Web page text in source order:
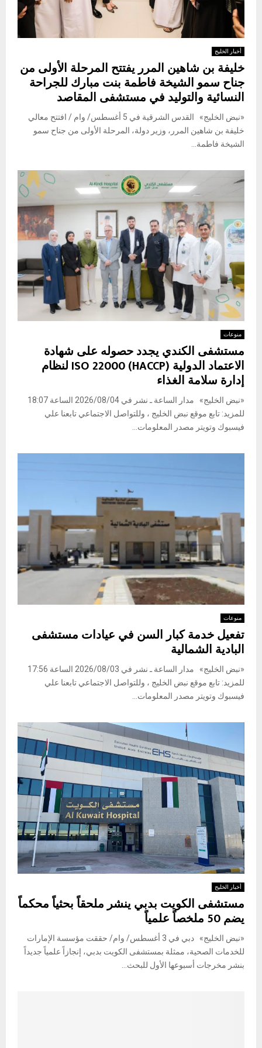
أخبار الخليج
خليفة بن شاهين المرر يفتتح المرحلة الأولى من
جناح سمو الشيخة فاطمة بنت مبارك للجراحة
النسائية والتوليد في مستشفى المقاصد
«نبض الخليج» القدس الشرقية في 5 أغسطس/ وام / افتتح معالي
خليفة بن شاهين المرر، وزير دولة، المرحلة الأولى من جناح سمو
الشيخة فاطمة...
منوعات
مستشفى الكندي يجدد حصوله على شهادة
الاعتماد الدولية ISO 22000 (HACCP) لنظام
إدارة سلامة الغذاء
«نبض الخليج» مدار الساعة ـ نشر في 2026/08/04 الساعة 18:07
للمزيد: تابع موقع نبض الخليج ، وللتواصل الاجتماعي تابعنا علي
فيسبوك وتويتر مصدر المعلومات...
منوعات
تفعيل خدمة كبار السن في عيادات مستشفى
البادية الشمالية
«نبض الخليج» مدار الساعة ـ نشر في 2026/08/03 الساعة 17:56
للمزيد: تابع موقع نبض الخليج ، وللتواصل الاجتماعي تابعنا علي
فيسبوك وتويتر مصدر المعلومات...
أخبار الخليج
مستشفى الكويت بدبي ينشر ملحقاً بحثياً محكماً
يضم 50 ملخصاً علمياً
«نبض الخليج» دبي في 3 أغسطس/ وام/ حققت مؤسسة الإمارات
للخدمات الصحية، ممثلة بمستشفى الكويت بدبي، إنجازاً علمياً جديداً
بنشر مخرجات أسبوعها الأول للبحث...